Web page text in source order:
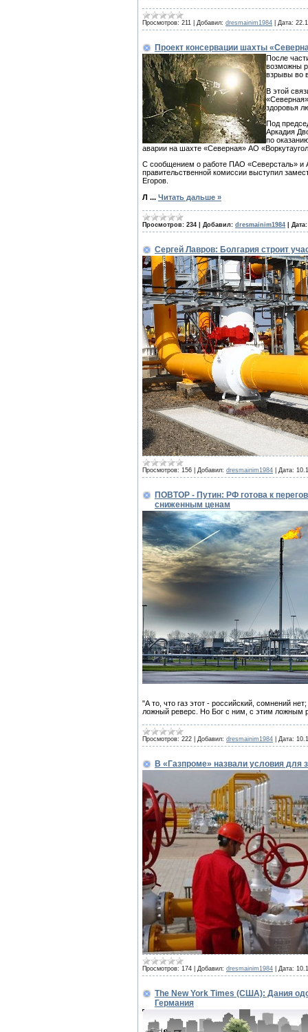
Просмотров: 211 Добавил: dresmainim1984 Дата:
Проект консервации шахты
После
возможны
взрывы во
В этой
здоровья
Под
Аркадия
по
аварии на шахте «Северная» АО
С сообщением о работе ПАО «Северсталь» и
правительственной комиссии выступил
Егоров.
Л ... Читать дальше »
Просмотров: 234 Добавил: dresmainim1984 Дата:
Сергей Лавров: Болгария строит
Просмотров: 156 Добавил: dresmainim1984 Дата:
ПОВТОР - Путин: РФ готова к
сниженным ценам
"А то, что газ этот - российский, сомнений
ложный реверс. Но Бог с ним, с этим ложным
Просмотров: 222 Добавил: dresmainim1984 Дата:
В «Газпроме» назвали условия для
Просмотров: 174 Добавил: dresmainim1984 Дата:
The New York Times (США): Дания
Германия